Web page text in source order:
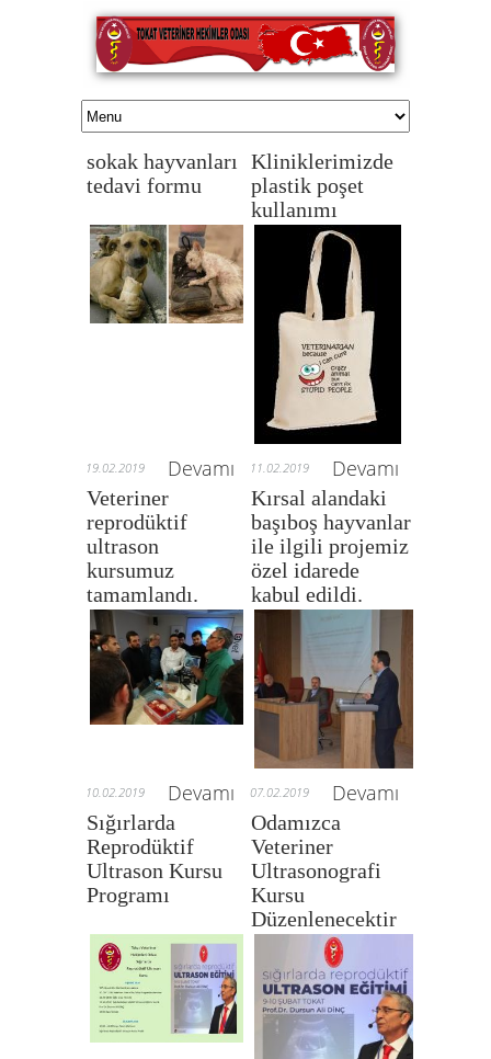
sokak hayvanları
tedavi formu
Kliniklerimizde
plastik poşet
kullanımı
19.02.2019 Devamı 11.02.2019 Devamı
Veteriner
reprodüktif
ultrason
kursumuz
tamamlandı.
Kırsal alandaki
başıboş hayvanlar
ile ilgili projemiz
özel idarede
kabul edildi.
10.02.2019 Devamı 07.02.2019 Devamı
Sığırlarda
Reprodüktif
Ultrason Kursu
Programı
Odamızca
Veteriner
Ultrasonografi
Kursu
Düzenlenecektir